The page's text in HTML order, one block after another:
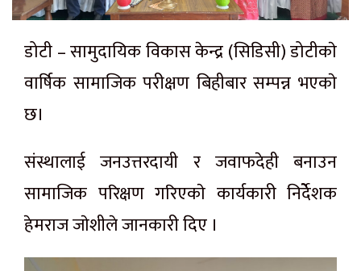
डोटी – सामुदायिक विकास केन्द्र (सिडिसी) डोटीकाे
वार्षिक सामाजिक परीक्षण बिहीबार सम्पन्न भएकाे
छ।
संस्थालाई जनउत्तरदायी र जवाफदेही बनाउन
सामाजिक परिक्षण गरिएकाे कार्यकारी निर्देेशक
हेमराज जाेशीले जानकारी दिए ।